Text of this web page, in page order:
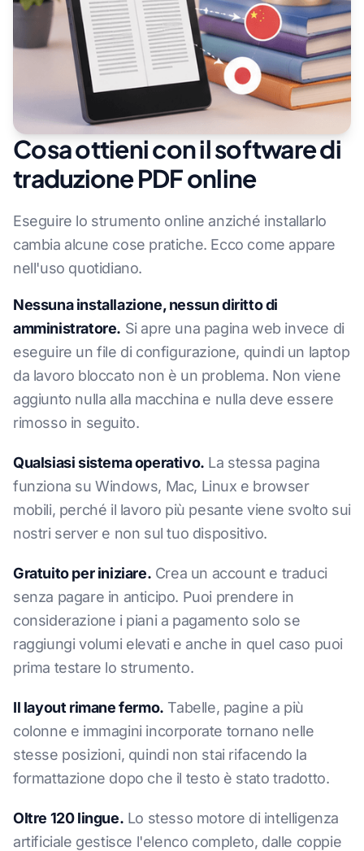
Cosa ottieni con il software di
traduzione PDF online
Eseguire lo strumento online anziché installarlo
cambia alcune cose pratiche. Ecco come appare
nell'uso quotidiano.
Nessuna installazione, nessun diritto di
amministratore. Si apre una pagina web invece di
eseguire un file di configurazione, quindi un laptop
da lavoro bloccato non è un problema. Non viene
aggiunto nulla alla macchina e nulla deve essere
rimosso in seguito.
Qualsiasi sistema operativo. La stessa pagina
funziona su Windows, Mac, Linux e browser
mobili, perché il lavoro più pesante viene svolto sui
nostri server e non sul tuo dispositivo.
Gratuito per iniziare. Crea un account e traduci
senza pagare in anticipo. Puoi prendere in
considerazione i piani a pagamento solo se
raggiungi volumi elevati e anche in quel caso puoi
prima testare lo strumento.
Il layout rimane fermo. Tabelle, pagine a più
colonne e immagini incorporate tornano nelle
stesse posizioni, quindi non stai rifacendo la
formattazione dopo che il testo è stato tradotto.
Oltre 120 lingue. Lo stesso motore di intelligenza
artificiale gestisce l'elenco completo, dalle coppie